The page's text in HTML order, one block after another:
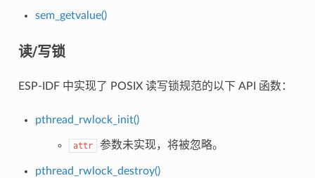
sem_getvalue()
读/写锁
ESP-IDF 中实现了 POSIX 读写锁规范的以下 API 函数：
pthread_rwlock_init()
attr 参数未实现，将被忽略。
pthread_rwlock_destroy()